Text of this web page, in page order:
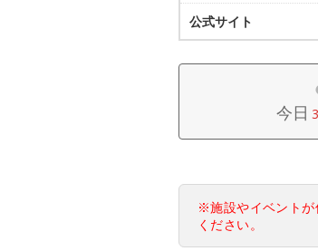
公式サイト
今日
※施設やイベントが
ください。